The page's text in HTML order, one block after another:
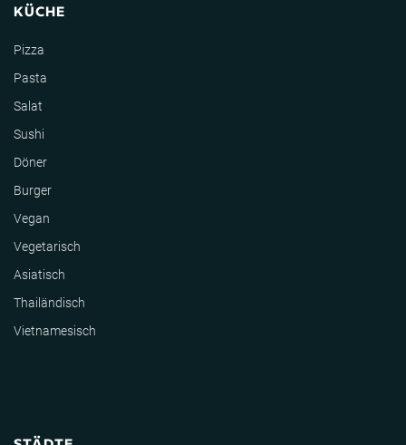
KÜCHE
Pizza
Pasta
Salat
Sushi
Döner
Burger
Vegan
Vegetarisch
Asiatisch
Thailändisch
Vietnamesisch